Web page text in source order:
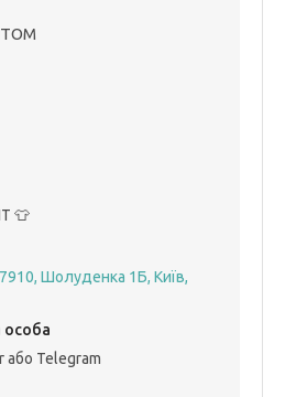
👕
Шолуденка 1Б, Київ,
або Telegram